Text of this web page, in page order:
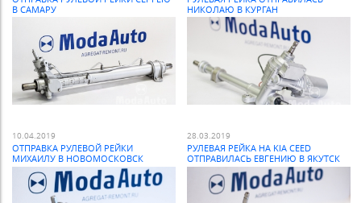
В САМАРУ
НИКОЛАЮ В КУРГАН
10.04.2019
ОТПРАВКА РУЛЕВОЙ РЕЙКИ
МИХАИЛУ В НОВОМОСКОВСК
28.03.2019
РУЛЕВАЯ РЕЙКА НА KIA CEED
ОТПРАВИЛАСЬ ЕВГЕНИЮ В ЯКУТСК